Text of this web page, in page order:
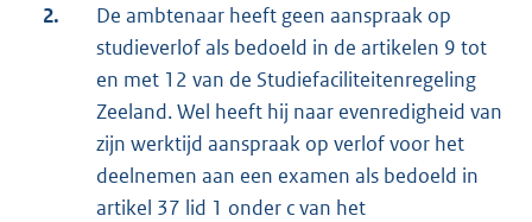
2.
De ambtenaar heeft geen aanspraak op
studieverlof als bedoeld in de artikelen 9 tot
en met 12 van de Studiefaciliteitenregeling
Zeeland. Wel heeft hij naar evenredigheid van
zijn werktijd aanspraak op verlof voor het
deelnemen aan een examen als bedoeld in
artikel 37 lid 1 onder c van het